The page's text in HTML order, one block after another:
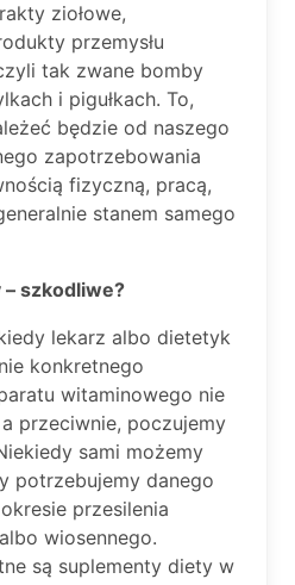
ziołowe,
przemysłu
tak zwane bomby
i pigułkach. To,
będzie od naszego
zapotrzebowania
fizyczną, pracą,
stanem samego
szkodliwe?
lekarz albo dietetyk
konkretnego
witaminowego nie
przeciwnie, poczujemy
sami możemy
potrzebujemy danego
przesilenia
wiosennego.
są suplementy diety w